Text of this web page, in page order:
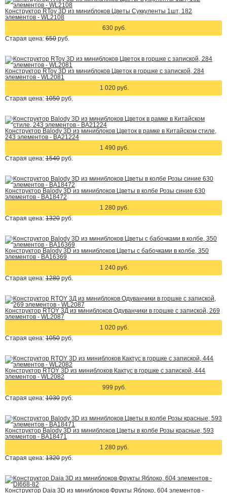
Конструктор RToy 3D из миниблоков Цветы Суккуленты 1шт, 182
элементов - WL2108
630 руб.
Старая цена: 650 руб.
Конструктор RToy 3D из миниблоков Цветок в горшке с запиской, 284
элементов - WL2081
1 020 руб.
Старая цена: 1050 руб.
Конструктор Balody 3D из миниблоков Цветок в рамке в Китайском стиле,
243 элементов - BA21224
1 490 руб.
Старая цена: 1540 руб.
Конструктор Balody 3D из миниблоков Цветы в колбе Розы синие 630
элементов - BA18472
1 280 руб.
Старая цена: 1320 руб.
Конструктор Balody 3D из миниблоков Цветы с бабочками в колбе, 350
элементов - BA16369
1 240 руб.
Старая цена: 1280 руб.
Конструктор RTOY 3Д из миниблоков Одуванчики в горшке с запиской, 269
элементов - WL2087
1 020 руб.
Старая цена: 1050 руб.
Конструктор RTOY 3D из миниблоков Кактус в горшке с запиской, 444
элементов - WL2082
999 руб.
Старая цена: 1030 руб.
Конструктор Balody 3D из миниблоков Цветы в колбе Розы красные, 593
элементов - BA18471
1 280 руб.
Старая цена: 1320 руб.
Конструктор Daia 3D из миниблоков Фрукты Яблоко, 604 элементов -